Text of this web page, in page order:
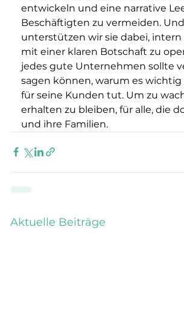
entwickeln und eine narrative
Beschäftigten zu vermeiden.
unterstützen wir sie dabei,
mit einer klaren Botschaft zu
jedes gute Unternehmen sollte
sagen können, warum es wichtig
für seine Kunden tut. Um zu
erhalten zu bleiben, für alle, die
und ihre Familien.
Aktuelle Beiträge